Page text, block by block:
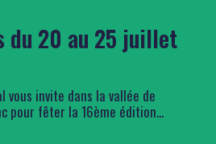
du 20 au 25 juillet
vous invite dans la vallée de
pour fêter la 16ème édition...